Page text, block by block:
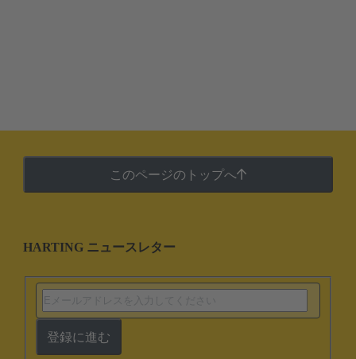
このページのトップへ
HARTING ニュースレター
登録に進む